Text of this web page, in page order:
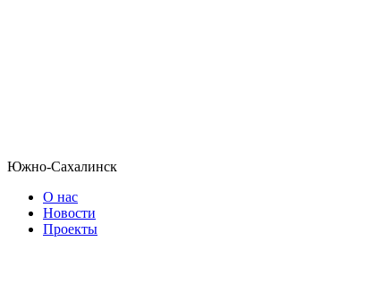
Южно-Сахалинск
О нас
Новости
Проекты